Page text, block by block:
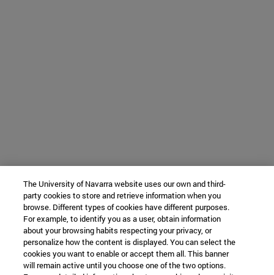
The University of Navarra website uses our own and third-
party cookies to store and retrieve information when you
browse. Different types of cookies have different purposes.
For example, to identify you as a user, obtain information
about your browsing habits respecting your privacy, or
personalize how the content is displayed. You can select the
cookies you want to enable or accept them all. This banner
will remain active until you choose one of the two options.